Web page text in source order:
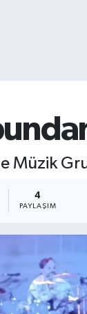
Müzik
4
PAYLAŞIM